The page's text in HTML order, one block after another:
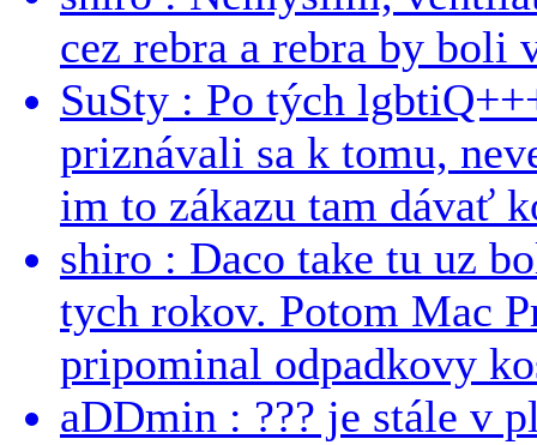
cez rebra a rebra by boli
SuSty : Po tých
priznávali sa k tomu,
im to zákazu tam dávať
shiro : Daco take tu uz
tych rokov. Potom Mac
pripominal odpadkovy
aDDmin : ??? je stále v